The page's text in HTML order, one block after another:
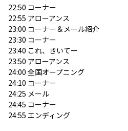
22:50 コーナー
22:55 アローアンス
23:00 コーナー＆メール紹介
23:30 コーナー
23:40 これ、きいてー
23:50 アローアンス
24:00 全国オープニング
24:10 コーナー
24:25 メール
24:45 コーナー
24:55 エンディング